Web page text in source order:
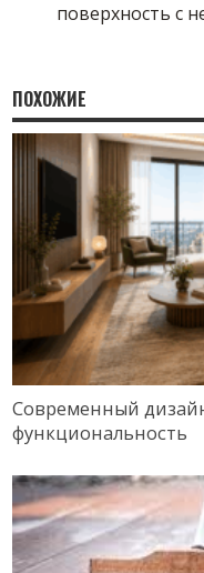
поверхность с
ПОХОЖИЕ
Современный
функциональность